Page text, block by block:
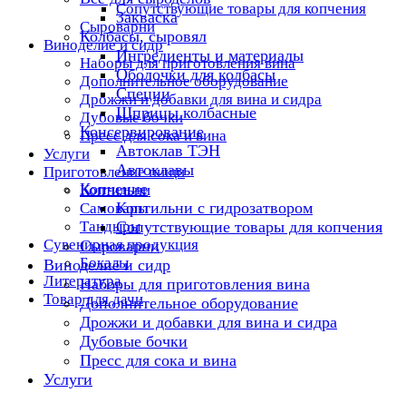
Сопутствующие товары для копчения
Сыроварни
Виноделие и сидр
Наборы для приготовления вина
Дополнительное оборудование
Дрожжи и добавки для вина и сидра
Дубовые бочки
Пресс для сока и вина
Услуги
Приготовление пищи
Коптильни
Самовары
Тандыры
Сувенирная продукция
Бокалы
Литература
Товар для дачи
Закваска
Колбасы, сыровял
Ингредиенты и материалы
Оболочки для колбасы
Специи
Шприцы колбасные
Консервирование
Автоклав ТЭН
Автоклавы
Копчение
Коптильни с гидрозатвором
Сопутствующие товары для копчения
Сыроварни
Виноделие и сидр
Наборы для приготовления вина
Дополнительное оборудование
Дрожжи и добавки для вина и сидра
Дубовые бочки
Пресс для сока и вина
Услуги